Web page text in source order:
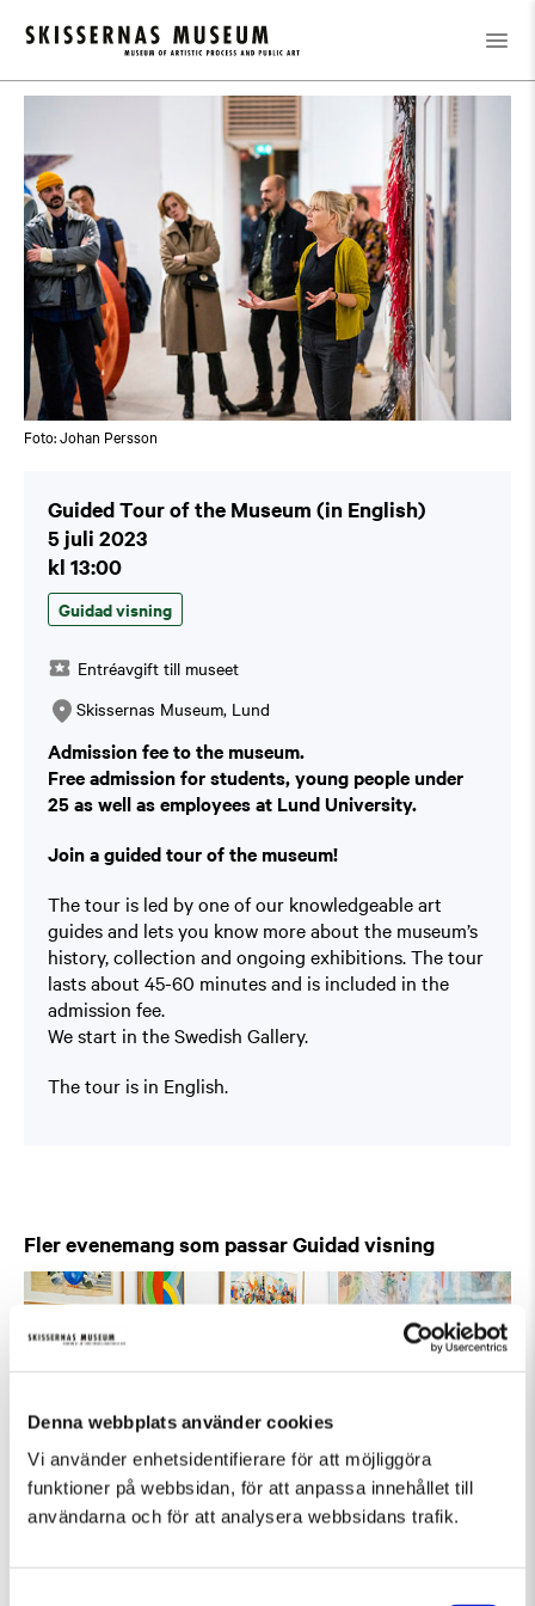
Denna webbplats använder cookies
Vi använder enhetsidentifierare för att möjliggöra
funktioner på webbsidan, för att anpassa innehållet till
användarna och för att analysera webbsidans trafik.
Kalender / Guided Tour of the Museum (in English)
Foto: Johan Persson
Guided Tour of the Museum (in English)
5 juli 2023
kl 13:00
Guidad visning
Entréavgift till museet
Skissernas Museum, Lund
Admission fee to the museum.
Free admission for students, young people under
25 as well as employees at Lund University.
Join a guided tour of the museum!
The tour is led by one of our knowledgeable art
guides and lets you know more about the museum’s
history, collection and ongoing exhibitions. The tour
lasts about 45-60 minutes and is included in the
admission fee.
We start in the Swedish Gallery.
The tour is in English.
Fler evenemang som passar Guidad visning